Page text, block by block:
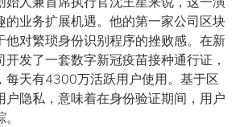
的业务扩展机遇。他的第一家公司区块
他对繁琐身份识别程序的挫败感。在新
发了一套数字新冠疫苗接种通行证，
每天有4300万活跃用户使用。基于区
户隐私，意味着在身份验证期间，用户